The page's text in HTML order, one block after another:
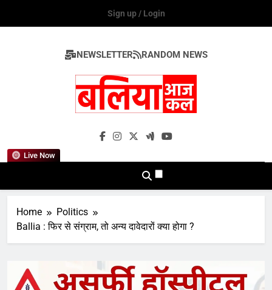
Sign up / Login
NEWSLETTER RANDOM NEWS
Live Now
Ballia Aaj Kal
Home
Politics
Ballia : फिर से संग्राम, तो अन्य दावेदारों क्या होगा ?